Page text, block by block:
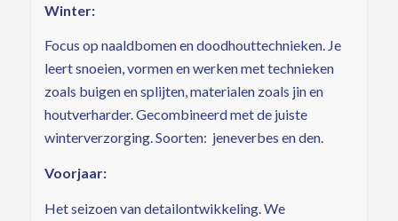
Winter:
Focus op naaldbomen en doodhouttechnieken. Je
leert snoeien, vormen en werken met technieken
zoals buigen en splijten, materialen zoals jin en
houtverharder. Gecombineerd met de juiste
winterverzorging. Soorten: jeneverbes en den.
Voorjaar:
Het seizoen van detailontwikkeling. We